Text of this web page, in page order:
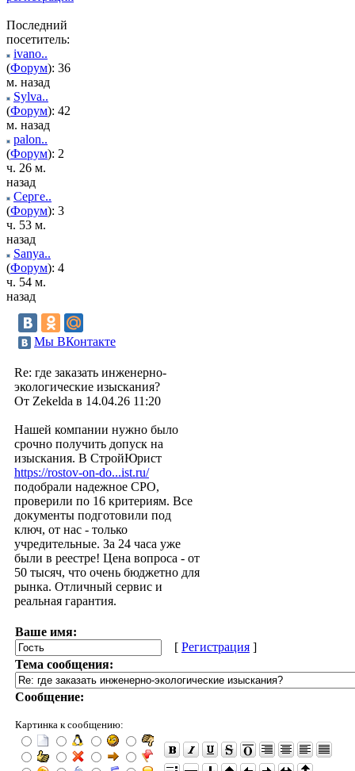
Последний
посетитель:
ivano..
(Форум): 36
м. назад
Sylva..
(Форум): 42
м. назад
palon..
(Форум): 2
ч. 26 м.
назад
Серге..
(Форум): 3
ч. 53 м.
назад
Sanya..
(Форум): 4
ч. 54 м.
назад
Мы ВКонтакте
Re: где заказать инженерно-
экологические изыскания?
От Zekelda в 14.04.26 11:20
Нашей компании нужно было
срочно получить допуск на
изыскания. В СтройЮрист
https://rostov-on-do...ist.ru/
подобрали надежное СРО,
проверили по 16 критериям. Все
документы подготовили под
ключ, от нас - только
учредительные. За 24 часа уже
были в реестре! Цена вопроса - от
50 тысяч, что очень бюджетно для
рынка. Отличный сервис и
реальная гарантия.
Ваше имя:
[ Регистрация ]
Тема сообщения:
Сообщение:
Картинка к сообщению: